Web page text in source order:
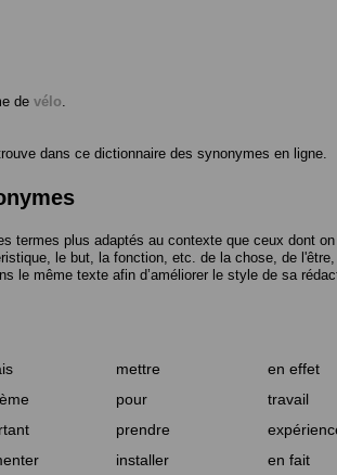
de vélo
dans ce dictionnaire des synonymes en ligne.
termes plus adaptés au contexte que ceux dont
le but, la fonction, etc. de la chose, de
le même texte afin d’améliorer le style de sa
mettre en effet
pour travail
prendre
installer en fait